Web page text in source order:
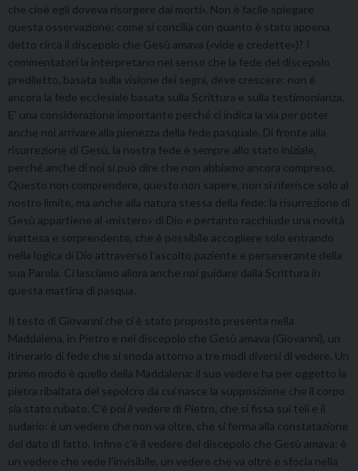
che cioè egli doveva risorgere dai morti». Non è facile spiegare
questa osservazione: come si concilia con quanto è stato appena
detto circa il discepolo che Gesù amava («vide e credette»)? I
commentatori la interpretano nel senso che la fede del discepolo
prediletto, basata sulla visione dei segni, deve crescere: non è
ancora la fede ecclesiale basata sulla Scrittura e sulla testimonianza.
E’ una considerazione importante perché ci indica la via per poter
anche noi arrivare alla pienezza della fede pasquale. Di fronte alla
risurrezione di Gesù, la nostra fede è sempre allo stato iniziale,
perché anche di noi si può dire che non abbiamo ancora compreso.
Questo non comprendere, questo non sapere, non si riferisce solo al
nostro limite, ma anche alla natura stessa della fede: la risurrezione di
Gesù appartiene al «mistero» di Dio e pertanto racchiude una novità
inattesa e sorprendente, che è possibile accogliere solo entrando
nella logica di Dio attraverso l’ascolto paziente e perseverante della
sua Parola. Ci lasciamo allora anche noi guidare dalla Scrittura in
questa mattina di pasqua.
Il testo di Giovanni che ci è stato proposto presenta nella
Maddalena, in Pietro e nel discepolo che Gesù amava (Giovanni), un
itinerario di fede che si snoda attorno a tre modi diversi di vedere. Un
primo modo è quello della Maddalena: il suo vedere ha per oggetto la
pietra ribaltata del sepolcro da cui nasce la supposizione che il corpo
sia stato rubato. C’è poi il vedere di Pietro, che si fissa sui teli e il
sudario: è un vedere che non va oltre, che si ferma alla constatazione
del dato di fatto. Infine c’è il vedere del discepolo che Gesù amava: è
un vedere che vede l’invisibile, un vedere che va oltre e sfocia nella